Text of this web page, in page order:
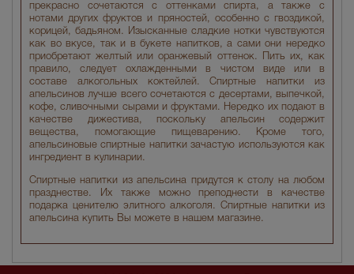
прекрасно сочетаются с оттенками спирта, а также с
нотами других фруктов и пряностей, особенно с гвоздикой,
корицей, бадьяном. Изысканные сладкие нотки чувствуются
как во вкусе, так и в букете напитков, а сами они нередко
приобретают желтый или оранжевый оттенок. Пить их, как
правило, следует охлажденными в чистом виде или в
составе алкогольных коктейлей. Спиртные напитки из
апельсинов лучше всего сочетаются с десертами, выпечкой,
кофе, сливочными сырами и фруктами. Нередко их подают в
качестве дижестива, поскольку апельсин содержит
вещества, помогающие пищеварению. Кроме того,
апельсиновые спиртные напитки зачастую используются как
ингредиент в кулинарии.
Спиртные напитки из апельсина придутся к столу на любом
празднестве. Их также можно преподнести в качестве
подарка ценителю элитного алкоголя. Спиртные напитки из
апельсина купить Вы можете в нашем магазине.